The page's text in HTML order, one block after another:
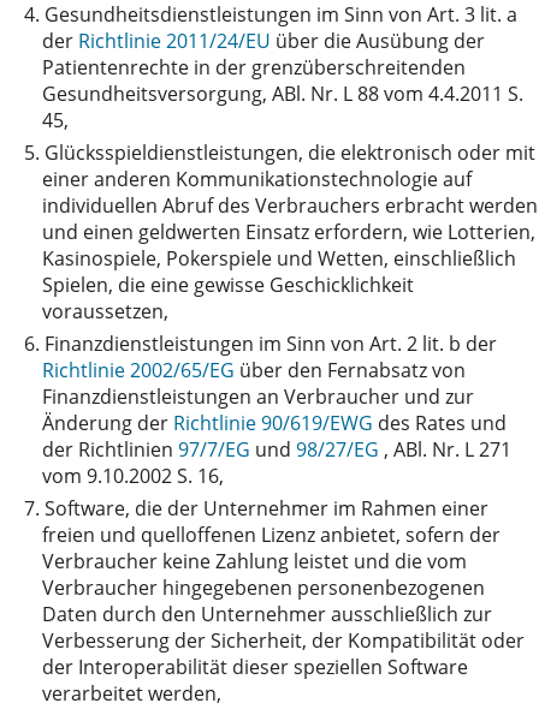
4. Gesundheitsdienstleistungen im Sinn von Art. 3 lit. a
der Richtlinie 2011/24/EU über die Ausübung der
Patientenrechte in der grenzüberschreitenden
Gesundheitsversorgung, ABl. Nr. L 88 vom 4.4.2011 S.
45,
5. Glücksspieldienstleistungen, die elektronisch oder mit
einer anderen Kommunikationstechnologie auf
individuellen Abruf des Verbrauchers erbracht werden
und einen geldwerten Einsatz erfordern, wie Lotterien,
Kasinospiele, Pokerspiele und Wetten, einschließlich
Spielen, die eine gewisse Geschicklichkeit
voraussetzen,
6. Finanzdienstleistungen im Sinn von Art. 2 lit. b der
Richtlinie 2002/65/EG über den Fernabsatz von
Finanzdienstleistungen an Verbraucher und zur
Änderung der Richtlinie 90/619/EWG des Rates und
der Richtlinien 97/7/EG und 98/27/EG , ABl. Nr. L 271
vom 9.10.2002 S. 16,
7. Software, die der Unternehmer im Rahmen einer
freien und quelloffenen Lizenz anbietet, sofern der
Verbraucher keine Zahlung leistet und die vom
Verbraucher hingegebenen personenbezogenen
Daten durch den Unternehmer ausschließlich zur
Verbesserung der Sicherheit, der Kompatibilität oder
der Interoperabilität dieser speziellen Software
verarbeitet werden,